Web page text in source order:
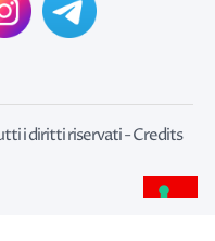
i diritti riservati - Credits